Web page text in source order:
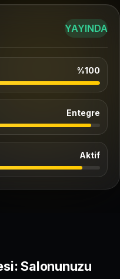
YAYINDA
%100
Entegre
Aktif
Salonunuzu